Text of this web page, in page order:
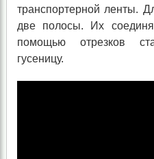
транспортерной ленты.
две полосы. Их
помощью отрезков
гусеницу.